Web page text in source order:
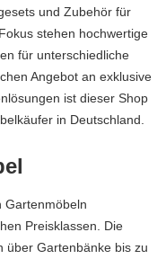
und Zubehör für
stehen hochwertige
für unterschiedliche
Angebot an exklusive
ist dieser Shop
in Deutschland.
Gartenmöbeln
Preisklassen. Die
über Gartenbänke bis zu